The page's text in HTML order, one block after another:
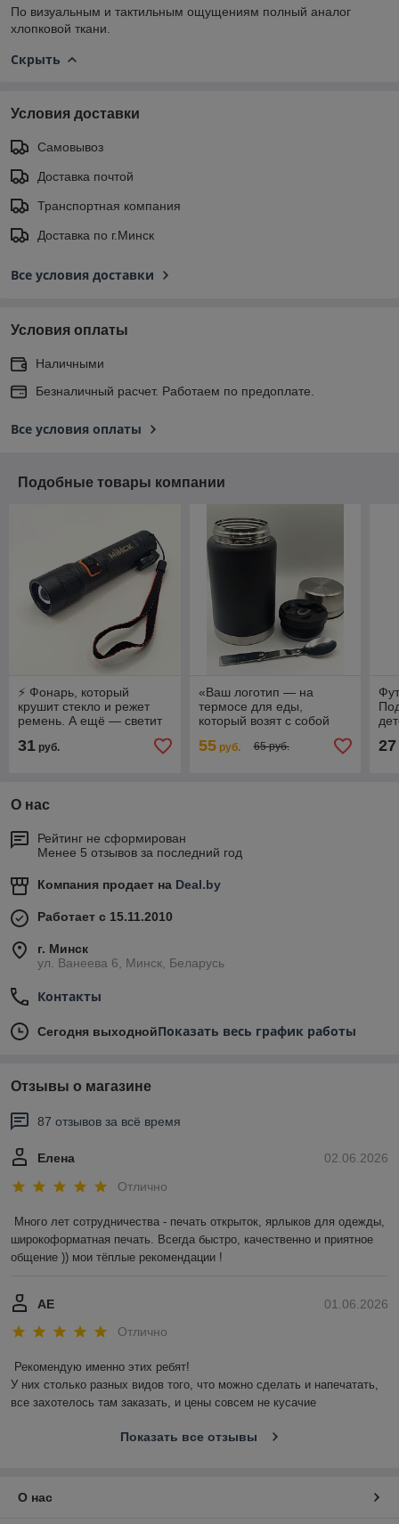
По визуальным и тактильным ощущениям полный аналог
хлопковой ткани.
Скрыть
Условия доставки
Самовывоз
Доставка почтой
Транспортная компания
Доставка по г.Минск
Все условия доставки
Условия оплаты
Наличными
Безналичный расчет. Работаем по предоплате.
Все условия оплаты
Подобные товары компании
⚡ Фонарь, который
крушит стекло и режет
ремень. А ещё — светит
как прожектор. С Вашим
логотипом на нем.
31 руб.
«Ваш логотип — на
термосе для еды,
который возят с собой
сталь, чёрный матовый.
55руб. 65 руб. 27
О нас
Рейтинг не сформирован
Менее 5 отзывов за последний год
Компания продает на Deal.by
Работает с 15.11.2010
г. Минск
ул. Ванеева 6, Минск, Беларусь
Контакты
Сегодня выходнойПоказать весь график работы
Отзывы о магазине
87 отзывов за всё время
02.06.2026
Елена
Отлично
Много лет сотрудничества - печать открыток, ярлыков для одежды,
широкоформатная печать. Всегда быстро, качественно и приятное
общение )) мои тёплые рекомендации !
01.06.2026
АЕ
Отлично
Рекомендую именно этих ребят!
У них столько разных видов того, что можно сделать и напечатать,
все захотелось там заказать, и цены совсем не кусачие
Показать все отзывы
О нас